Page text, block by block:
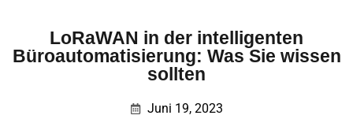
LoRaWAN in der intelligenten
Büroautomatisierung: Was Sie wissen
sollten
Juni 19, 2023